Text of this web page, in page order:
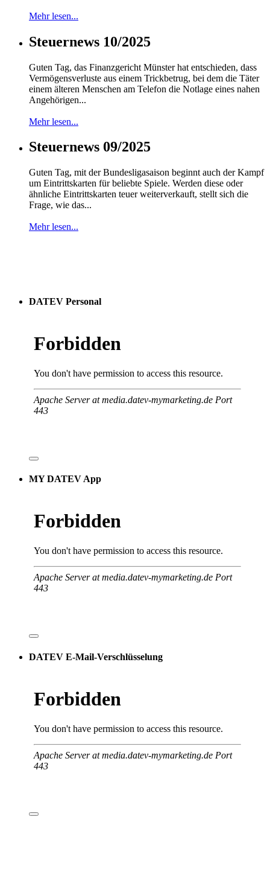
Mehr lesen...
Steuernews 10/2025
Guten Tag, das Finanzgericht Münster hat entschieden, dass
Vermögensverluste aus einem Trickbetrug, bei dem die Täter
einem älteren Menschen am Telefon die Notlage eines nahen
Angehörigen...
Mehr lesen...
Steuernews 09/2025
Guten Tag, mit der Bundesligasaison beginnt auch der Kampf
um Eintrittskarten für beliebte Spiele. Werden diese oder
ähnliche Eintrittskarten teuer weiterverkauft, stellt sich die
Frage, wie das...
Mehr lesen...
DATEV Personal
MY DATEV App
DATEV E-Mail-Verschlüsselung